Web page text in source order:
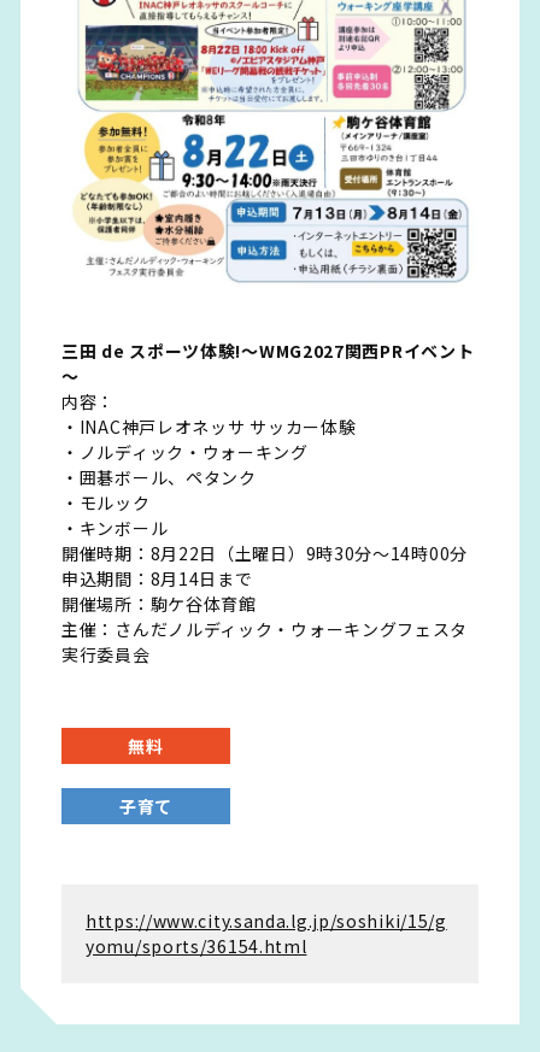
三田 de スポーツ体験!～WMG2027関西PRイベント
～
内容：
・INAC神戸レオネッサ サッカー体験
・ノルディック・ウォーキング
・囲碁ボール、ペタンク
・モルック
・キンボール
開催時期：8月22日（土曜日）9時30分～14時00分
申込期間：8月14日まで
開催場所：駒ケ谷体育館
主催：さんだノルディック・ウォーキングフェスタ
実行委員会
無料
子育て
https://www.city.sanda.lg.jp/soshiki/15/g
yomu/sports/36154.html